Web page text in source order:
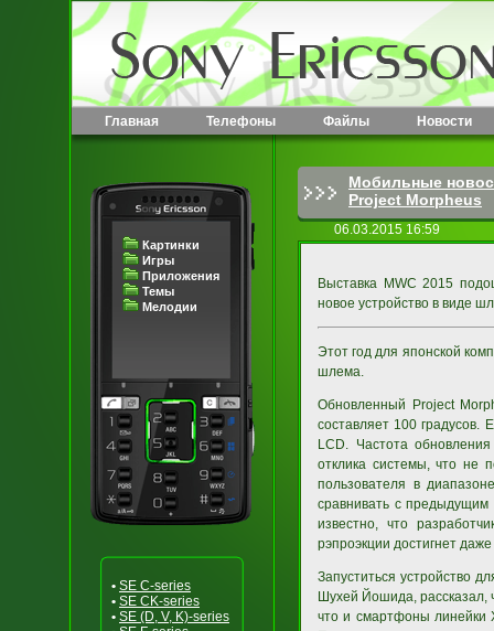
Главная Телефоны Файлы Новости
Картинки
Игры
Приложения
Темы
Мелодии
• SE C-series
• SE CK-series
• SE (D, V, K)-series
Мобильные
Project Morpheus
06.03.2015 16:59
Выставка MWC 2015
новое устройство в виде
Этот год для японской
шлема.
Обновленный Project
составляет 100
LCD. Частота
отклика системы, что не
пользователя в
сравнивать с предыдущим
известно, что
рэпроэкции достигнет
Запуститься устройство
Шухей Йошида, рассказал,
что и смартфоны линейки